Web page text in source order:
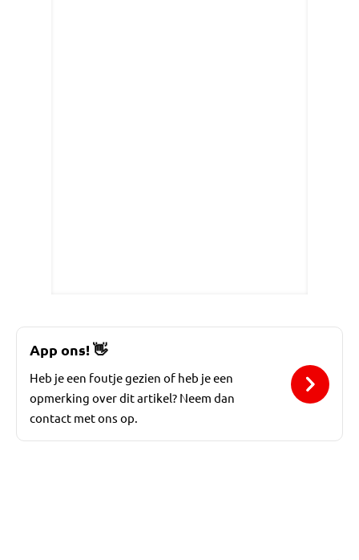
App ons!👋
Heb je een foutje gezien of heb je een
opmerking over dit artikel? Neem dan
contact met ons op.